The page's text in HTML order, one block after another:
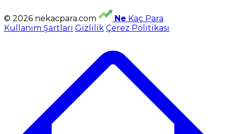
© 2026 nekacpara.com Ne Kaç Para
Kullanım Şartları Gizlilik Çerez Politikası